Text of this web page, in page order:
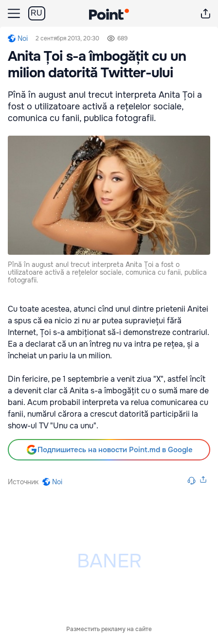
RU
Noi 2 сентября 2013, 20:30 689
Anita Țoi s-a îmbogățit cu un
milion datorită Twitter-ului
Pînă în august anul trecut interpreta Anita Țoi a
fost o utilizatoare activă a rețelelor sociale,
comunica cu fanii, publica fotografii.
Pînă în august anul trecut interpreta Anita Țoi a fost o
utilizatoare activă a rețelelor sociale, comunica cu fanii, publica
fotografii.
Cu toate acestea, atunci cînd unul dintre prietenii Anitei
a spus că ea nicio zi nu ar putea supraviețui fără
Internet, Țoi s-a ambiționat să-i demonstreze contrariul.
Ea a declarat că un an întreg nu va intra pe rețea, și a
încheiat un pariu la un milion.
Din fericire, pe 1 septembrie a venit ziua "X", astfel încît
a devenit clar că Anita s-a îmbogățit cu o sumă mare de
bani. Acum probabil interpreta va relua comunicarea cu
fanii, numărul cărora a crescut datorită participării la
show-ul TV "Unu ca unu".
Подпишитесь на новости Point.md в Google
Источник Noi
Разместить рекламу на сайте